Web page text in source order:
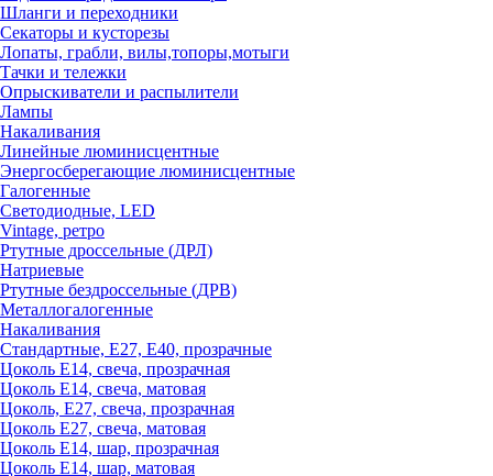
Шланги и переходники
Секаторы и кусторезы
Лопаты, грабли, вилы,топоры,мотыги
Тачки и тележки
Опрыскиватели и распылители
Лампы
Накаливания
Линейные люминисцентные
Энергосберегающие люминисцентные
Галогенные
Светодиодные, LED
Vintage, ретро
Ртутные дроссельные (ДРЛ)
Натриевые
Ртутные бездроссельные (ДРВ)
Металлогалогенные
Накаливания
Стандартные, Е27, Е40, прозрачные
Цоколь Е14, свеча, прозрачная
Цоколь Е14, свеча, матовая
Цоколь, Е27, свеча, прозрачная
Цоколь Е27, свеча, матовая
Цоколь Е14, шар, прозрачная
Цоколь Е14, шар, матовая